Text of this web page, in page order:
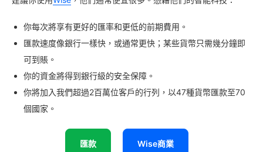
你每次將享有更好的匯率和更低的前期費用。
匯款速度像銀行一樣快，或通常更快；某些貨幣只需幾分鐘即
可到賬。
你的資金將得到銀行級的安全保障。
你將加入我們超過2百萬位客戶的行列，以47種貨幣匯款至70
個國家。
匯款 Wise商業